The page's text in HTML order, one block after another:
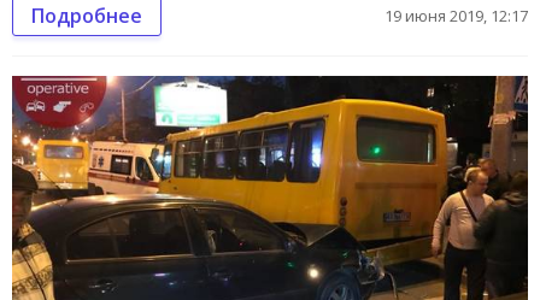
Подробнее 19 июня 2019, 12:17